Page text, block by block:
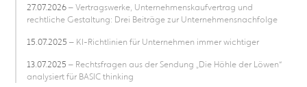
27.07.2026– Vertragswerke, Unternehmenskaufvertrag und
rechtliche Gestaltung: Drei Beiträge zur Unternehmensnachfolge
15.07.2025 – KI-Richtlinien für Unternehmen immer wichtiger
13.07.2025 – Rechtsfragen aus der Sendung „Die Höhle der Löwen“
analysiert für BASIC thinking